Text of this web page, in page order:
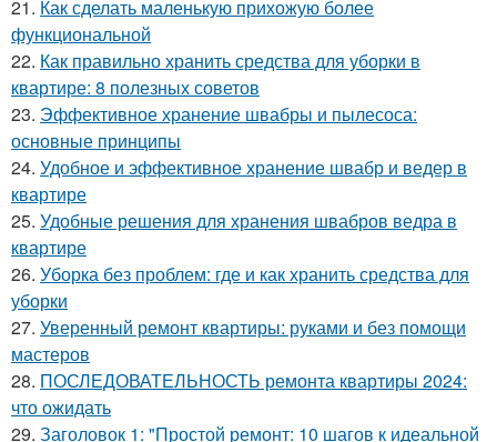
21. Как сделать маленькую прихожую более
функциональной
22. Как правильно хранить средства для уборки в
квартире: 8 полезных советов
23. Эффективное хранение швабры и пылесоса:
основные принципы
24. Удобное и эффективное хранение швабр и ведер в
квартире
25. Удобные решения для хранения швабров ведра в
квартире
26. Уборка без проблем: где и как хранить средства для
уборки
27. Уверенный ремонт квартиры: руками и без помощи
мастеров
28. ПОСЛЕДОВАТЕЛЬНОСТЬ ремонта квартиры 2024:
что ожидать
29. Заголовок 1: "Простой ремонт: 10 шагов к идеальной